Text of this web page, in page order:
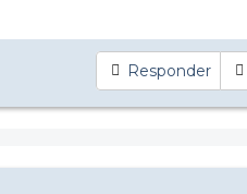
Responder